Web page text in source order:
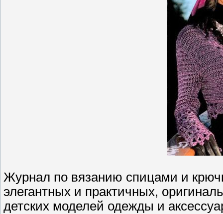
Журнал по вязанию спицами и
элегантных и практичных,
детских моделей одежды и